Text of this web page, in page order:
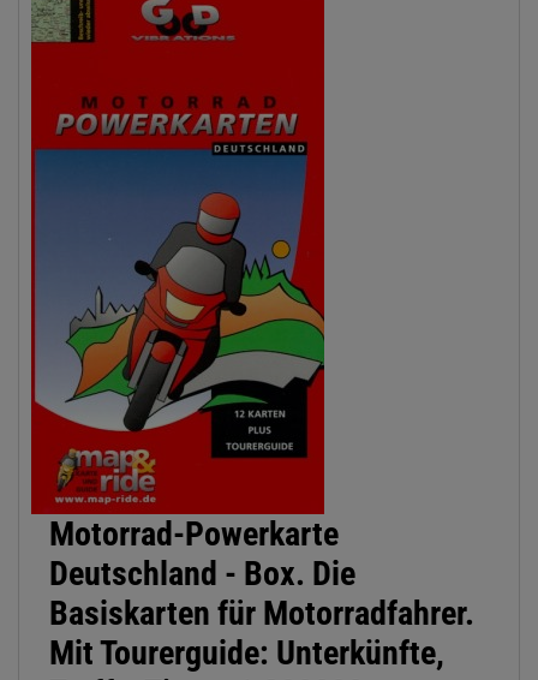
Motorrad-Powerkarte
Deutschland - Box. Die
Basiskarten für Motorradfahrer.
Mit Tourerguide: Unterkünfte,